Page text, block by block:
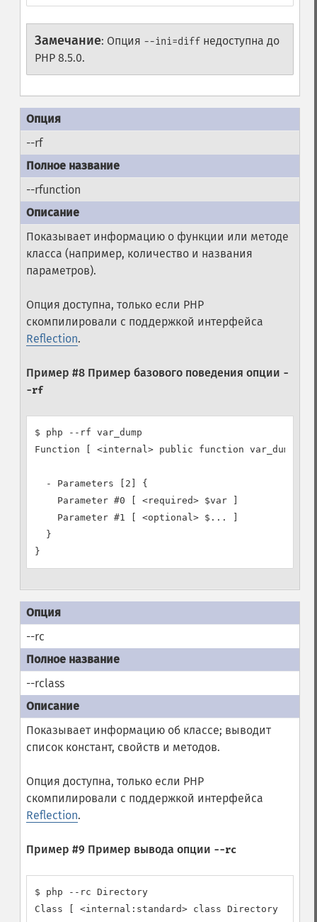
Замечание: Опция --ini=diffнедоступна до
PHP 8.5.0.
--rf
--rfunction
Показывает информацию о функции или методе
класса (например, количество и названия
параметров).
Опция доступна, только если PHP
скомпилировали с поддержкой интерфейса
Reflection.
Пример #8 Пример базового поведения опции -
-rf
$ php --rf var_dump
Function [ <internal> public function var_dump ] {
  - Parameters [2] {
    Parameter #0 [ <required> $var ]
    Parameter #1 [ <optional> $... ]
  }
}
--rc
--rclass
Показывает информацию об классе; выводит
список констант, свойств и методов.
Опция доступна, только если PHP
скомпилировали с поддержкой интерфейса
Reflection.
Пример #9 Пример вывода опции --rc
$ php --rc Directory
Class [ <internal:standard> class Directory ] {